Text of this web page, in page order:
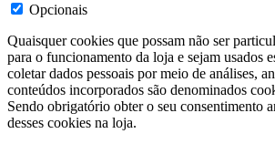
Opcionais
Quaisquer cookies que possam não ser
para o funcionamento da loja e sejam usados
coletar dados pessoais por meio de análises,
conteúdos incorporados são denominados
Sendo obrigatório obter o seu consentimento
desses cookies na loja.